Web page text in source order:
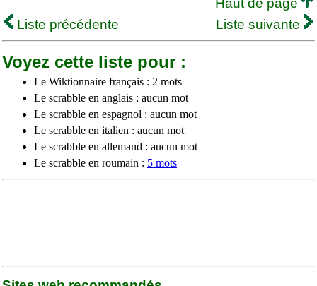
Haut de page
Liste précédente
Liste suivante
Voyez cette liste pour :
Le Wiktionnaire français : 2 mots
Le scrabble en anglais : aucun mot
Le scrabble en espagnol : aucun mot
Le scrabble en italien : aucun mot
Le scrabble en allemand : aucun mot
Le scrabble en roumain : 5 mots